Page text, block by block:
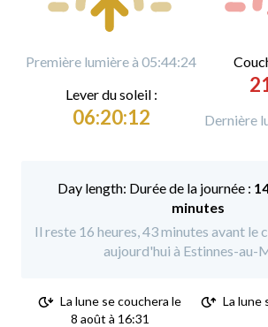
Première lumière à 05:44:24
Lever du soleil :
06:20:12
C
Dernière
Durée de la journée :
minutes
Il reste 16 heures, 43 minutes avant le
aujourd'hui à Estinnes-au-
La lune se couchera le
8 août à 16:31
La lune